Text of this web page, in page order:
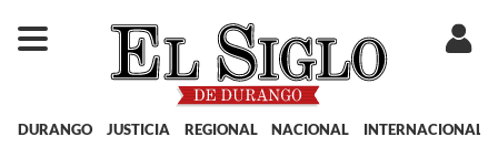
DURANGO JUSTICIA REGIONAL NACIONAL INTERNACIONAL